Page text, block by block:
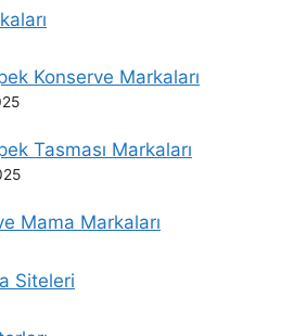
Konserve Markaları
Tasması Markaları
Mama Markaları
Siteleri